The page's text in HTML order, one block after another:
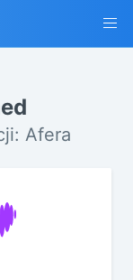
Afera